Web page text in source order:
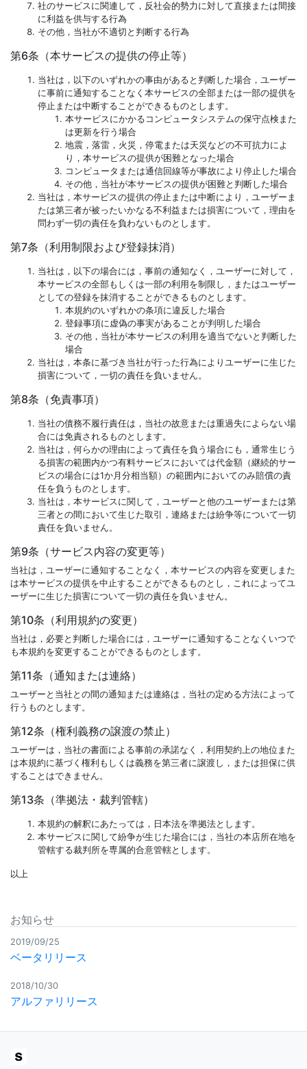
社のサービスに関連して，反社会的勢力に対して直接または間接
に利益を供与する行為
その他，当社が不適切と判断する行為
第6条（本サービスの提供の停止等）
当社は，以下のいずれかの事由があると判断した場合，ユーザー
に事前に通知することなく本サービスの全部または一部の提供を
停止または中断することができるものとします。
本サービスにかかるコンピュータシステムの保守点検また
は更新を行う場合
地震，落雷，火災，停電または天災などの不可抗力によ
り，本サービスの提供が困難となった場合
コンピュータまたは通信回線等が事故により停止した場合
その他，当社が本サービスの提供が困難と判断した場合
当社は，本サービスの提供の停止または中断により，ユーザーま
たは第三者が被ったいかなる不利益または損害について，理由を
問わず一切の責任を負わないものとします。
第7条（利用制限および登録抹消）
当社は，以下の場合には，事前の通知なく，ユーザーに対して，
本サービスの全部もしくは一部の利用を制限し，またはユーザー
としての登録を抹消することができるものとします。
本規約のいずれかの条項に違反した場合
登録事項に虚偽の事実があることが判明した場合
その他，当社が本サービスの利用を適当でないと判断した
場合
当社は，本条に基づき当社が行った行為によりユーザーに生じた
損害について，一切の責任を負いません。
第8条（免責事項）
当社の債務不履行責任は，当社の故意または重過失によらない場
合には免責されるものとします。
当社は，何らかの理由によって責任を負う場合にも，通常生じう
る損害の範囲内かつ有料サービスにおいては代金額（継続的サー
ビスの場合には1か月分相当額）の範囲内においてのみ賠償の責
任を負うものとします。
当社は，本サービスに関して，ユーザーと他のユーザーまたは第
三者との間において生じた取引，連絡または紛争等について一切
責任を負いません。
第9条（サービス内容の変更等）
当社は，ユーザーに通知することなく，本サービスの内容を変更しまた
は本サービスの提供を中止することができるものとし，これによってユ
ーザーに生じた損害について一切の責任を負いません。
第10条（利用規約の変更）
当社は，必要と判断した場合には，ユーザーに通知することなくいつで
も本規約を変更することができるものとします。
第11条（通知または連絡）
ユーザーと当社との間の通知または連絡は，当社の定める方法によって
行うものとします。
第12条（権利義務の譲渡の禁止）
ユーザーは，当社の書面による事前の承諾なく，利用契約上の地位また
は本規約に基づく権利もしくは義務を第三者に譲渡し，または担保に供
することはできません。
第13条（準拠法・裁判管轄）
本規約の解釈にあたっては，日本法を準拠法とします。
本サービスに関して紛争が生じた場合には，当社の本店所在地を
管轄する裁判所を専属的合意管轄とします。
以上
お知らせ
2019/09/25
ベータリリース
2018/10/30
アルファリリース